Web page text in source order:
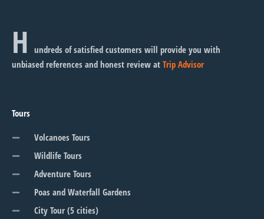
H undreds of satisfied customers will provide you with
unbiased references and honest review at Trip Advisor
Tours
Volcanoes Tours
Wildlife Tours
Adventure Tours
Poas and Waterfall Gardens
City Tour (5 cities)